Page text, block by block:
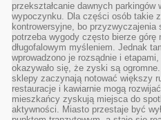
przekształcanie dawnych parkingów
wypoczynku. Dla części osób takie
kontrowersyjne, bo przyzwyczajenia
potrzeba wygody często bierze górę
długofalowym myśleniem. Jednak
wprowadzono je rozsądnie i
okazywało się, że zyski są
sklepy zaczynają notować większy
restauracje i kawiarnie mogą
mieszkańcy zyskują miejsca do
aktywności. Miasto przestaje być